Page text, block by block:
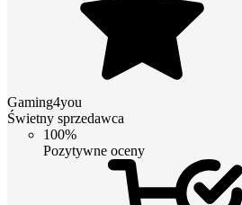
Gaming4you
Świetny sprzedawca
100%
Pozytywne oceny